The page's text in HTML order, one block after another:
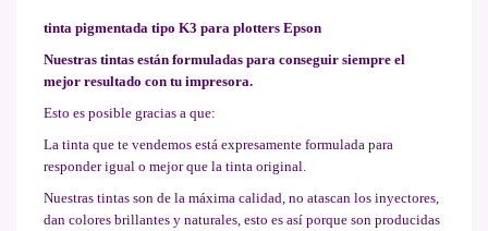
tinta pigmentada tipo K3 para plotters Epson
Nuestras tintas están formuladas para conseguir siempre el
mejor resultado con tu impresora.
Esto es posible gracias a que:
La tinta que te vendemos está expresamente formulada para
responder igual o mejor que la tinta original.
Nuestras tintas son de la máxima calidad, no atascan los inyectores,
dan colores brillantes y naturales, esto es así porque son producidas